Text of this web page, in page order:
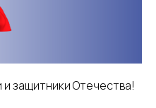
защитники Отечества!